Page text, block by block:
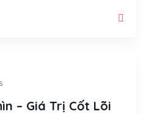
– Giá Trị Cốt Lõi